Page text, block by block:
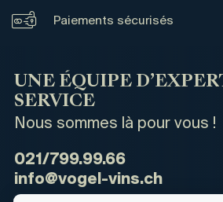
Paiements sécurisés
UNE ÉQUIPE
SERVICE
Nous sommes là pour vous !
021/799.99.66
info@vogel-vins.ch